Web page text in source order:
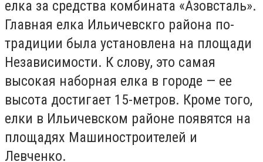
елка за средства комбината «Азовсталь».
Главная елка Ильичевскго района по-
традиции была установлена на площади
Независимости. К слову, это самая
высокая наборная елка в городе — ее
высота достигает 15-метров. Кроме того,
елки в Ильичевском районе появятся на
площадях Машиностроителей и
Левченко.